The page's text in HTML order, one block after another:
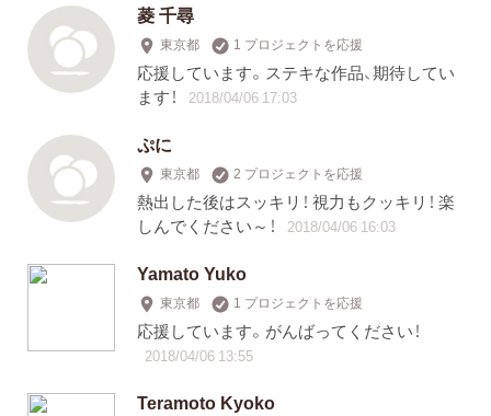
菱 千尋
東京都 1 プロジェクトを応援
応援しています。ステキな作品、期待してい
ます！
2018/04/06 17:03
ぷに
東京都 2 プロジェクトを応援
熱出した後はスッキリ！ 視力もクッキリ！ 楽
しんでください～！
2018/04/06 16:03
Yamato Yuko
東京都 1 プロジェクトを応援
応援しています。がんばってください！
2018/04/06 13:55
Teramoto Kyoko